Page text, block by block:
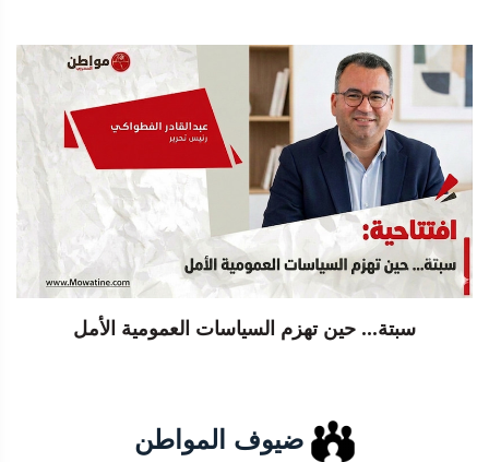
سبتة... حين تهزم السياسات العمومية الأمل
ضيوف المواطن